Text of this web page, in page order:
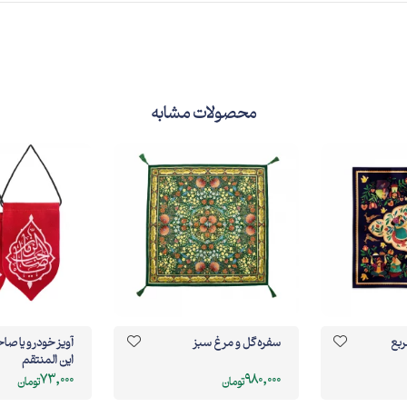
محصولات مشابه
سفره گل و مرغ سبز
980,000تومان
آویز خودرو یا
این المنتقم
73,000تومان